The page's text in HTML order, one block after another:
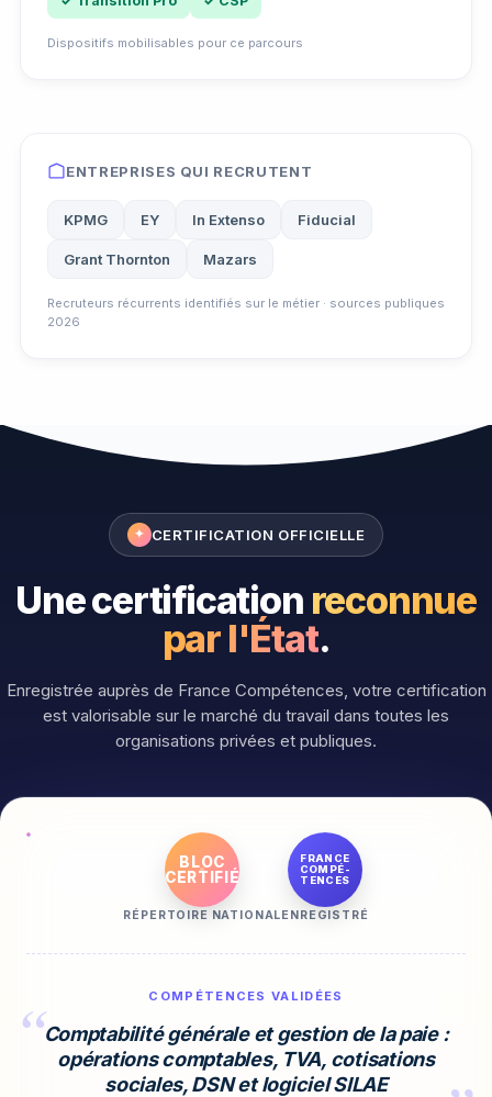
Dispositifs mobilisables pour ce parcours
ENTREPRISES QUI RECRUTENT
KPMG EY In Extenso Fiducial
Grant Thornton Mazars
Recruteurs récurrents identifiés sur le métier · sources publiques
2026
✦ CERTIFICATION OFFICIELLE
Une certification reconnue
par l'État.
Enregistrée auprès de France Compétences, votre certification
est valorisable sur le marché du travail dans toutes les
organisations privées et publiques.
BLOC
CERTIFIÉ
RÉPERTOIRE NATIONAL
FRANCE
COMPÉ-
TENCES
ENREGISTRÉ
COMPÉTENCES VALIDÉES
Comptabilité générale et gestion de la paie :
opérations comptables, TVA, cotisations
sociales, DSN et logiciel SILAE